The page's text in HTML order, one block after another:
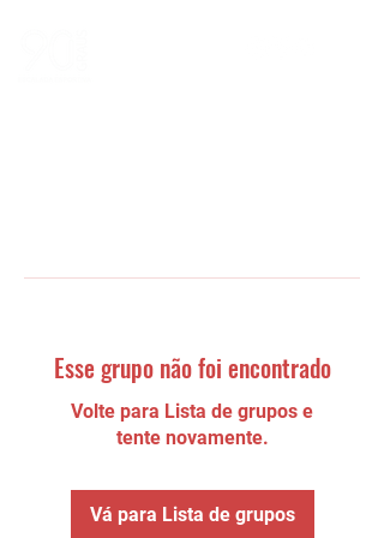
Esse grupo não foi encontrado
Volte para Lista de grupos e
tente novamente.
Vá para Lista de grupos